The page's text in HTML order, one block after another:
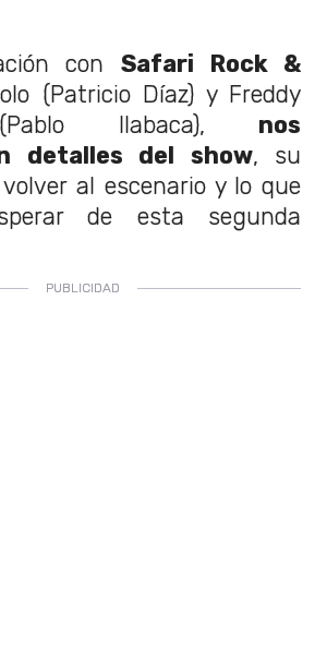
con Safari Rock &
(Patricio Díaz) y Freddy
Ilabaca), nos
detalles del show, su
al escenario y lo que
de esta segunda